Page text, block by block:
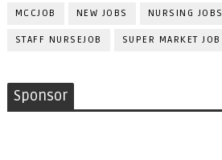
MCCJOB NEW JOBS NURSING JOBS
STAFF NURSEJOB SUPER MARKET JOB
Sponsor